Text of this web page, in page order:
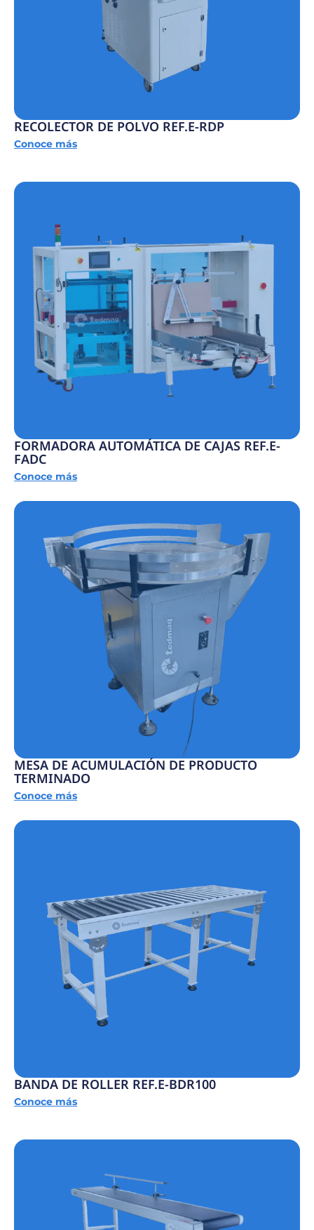
RECOLECTOR DE POLVO REF.E-RDP
Conoce más
FORMADORA AUTOMÁTICA DE CAJAS REF.E-
FADC
Conoce más
MESA DE ACUMULACIÓN DE PRODUCTO
TERMINADO
Conoce más
BANDA DE ROLLER REF.E-BDR100
Conoce más